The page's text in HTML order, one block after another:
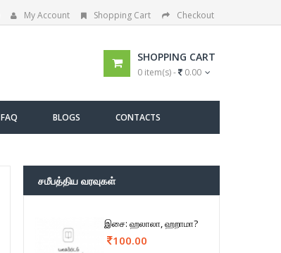
My Account Shopping Cart Checkout
SHOPPING CART
0 item(s) - 0.00
FAQ BLOGS CONTACTS
சமீபத்திய வரவுகள்
இசை: ஹலாலா, ஹறாமா?
100.00